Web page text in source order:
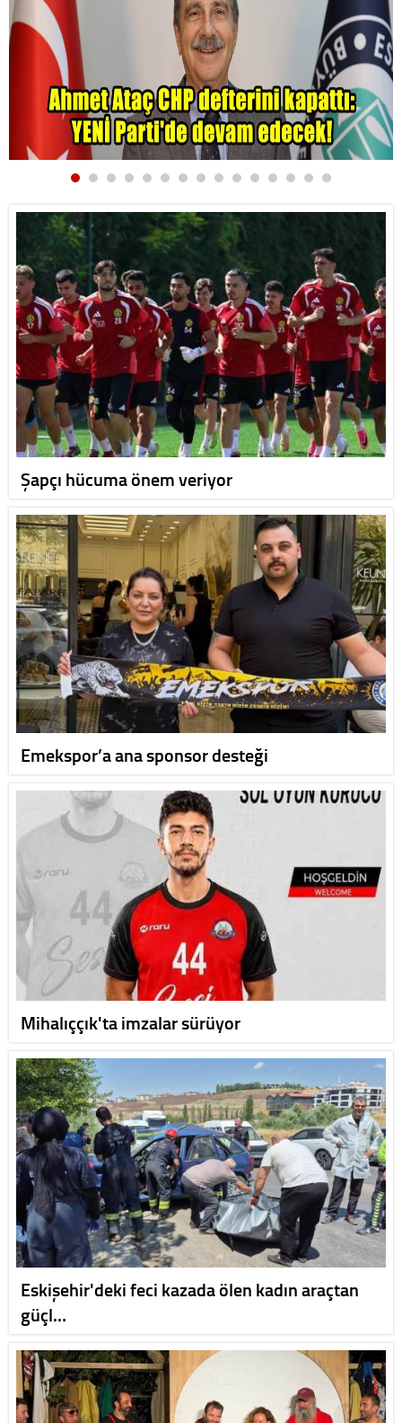
Şapçı hücuma önem veriyor
Emekspor’a ana sponsor desteği
Mihalıççık'ta imzalar sürüyor
Eskişehir'deki feci kazada ölen kadın araçtan
güçl…